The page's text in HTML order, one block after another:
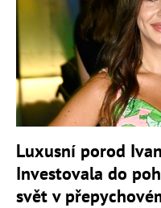
Luxusní porod
Investovala do
svět v